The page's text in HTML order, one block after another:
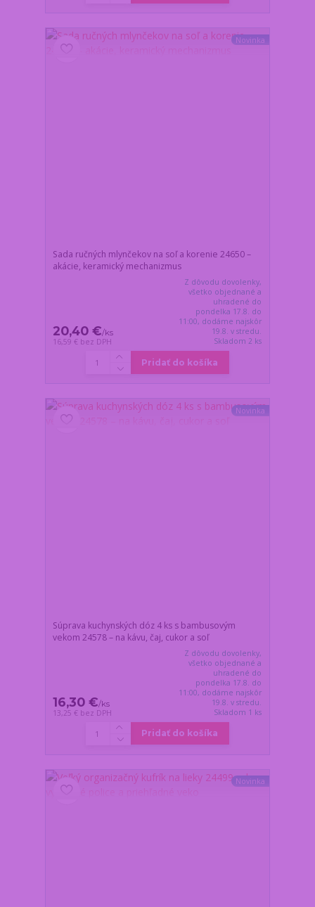
Novinka
Sada ručných mlynčekov na soľ a korenie 24650 –
akácie, keramický mechanizmus
20,40 €/ks
16,59 € bez DPH
Z dôvodu dovolenky,
všetko objednané a
uhradené do
pondelka 17.8. do
11:00, dodáme najskôr
19.8. v stredu.
Skladom 2 ks
Pridať do košíka
Novinka
Súprava kuchynských dóz 4 ks s bambusovým
vekom 24578 – na kávu, čaj, cukor a soľ
16,30 €/ks
13,25 € bez DPH
Z dôvodu dovolenky,
všetko objednané a
uhradené do
pondelka 17.8. do
11:00, dodáme najskôr
19.8. v stredu.
Skladom 1 ks
Pridať do košíka
Novinka